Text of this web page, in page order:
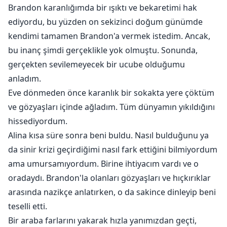
Brandon karanlığımda bir ışıktı ve bekaretimi hak
ediyordu, bu yüzden on sekizinci doğum günümde
kendimi tamamen Brandon'a vermek istedim. Ancak,
bu inanç şimdi gerçeklikle yok olmuştu. Sonunda,
gerçekten sevilemeyecek bir ucube olduğumu
anladım.
Eve dönmeden önce karanlık bir sokakta yere çöktüm
ve gözyaşları içinde ağladım. Tüm dünyamın yıkıldığını
hissediyordum.
Alina kısa süre sonra beni buldu. Nasıl bulduğunu ya
da sinir krizi geçirdiğimi nasıl fark ettiğini bilmiyordum
ama umursamıyordum. Birine ihtiyacım vardı ve o
oradaydı. Brandon'la olanları gözyaşları ve hıçkırıklar
arasında nazikçe anlatırken, o da sakince dinleyip beni
teselli etti.
Bir araba farlarını yakarak hızla yanımızdan geçti,